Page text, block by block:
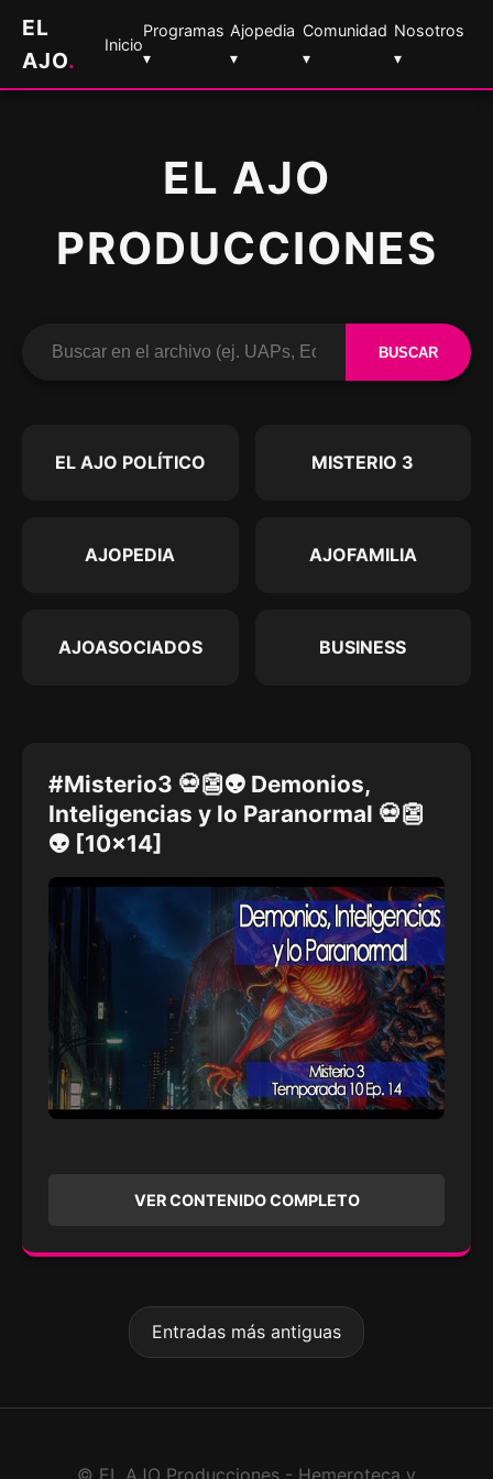
EL
AJO.
Inicio
Programas
▾
Ajopedia
▾
Comunidad
▾
Nosotros
▾
EL AJO
PRODUCCIONES
BUSCAR
EL AJO POLÍTICO MISTERIO 3
AJOPEDIA AJOFAMILIA
AJOASOCIADOS BUSINESS
#Misterio3 💀👺👽 Demonios,
Inteligencias y lo Paranormal 💀👺
👽 [10x14]
VER CONTENIDO COMPLETO
Entradas más antiguas